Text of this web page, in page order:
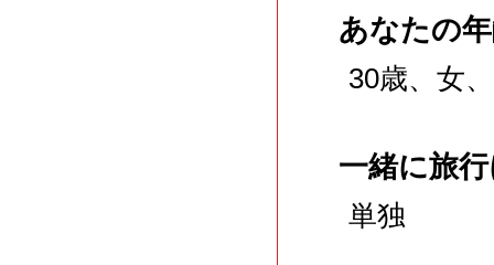
あなたの
30歳、女
一緒に旅
単独